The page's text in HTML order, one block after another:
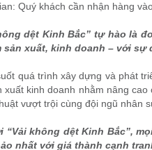
Quý khách cần nhận hàng
dệt Kinh Bắc” tự hào là
sản xuất, kinh doanh – với
quá trình xây dựng và phát
xuất kinh doanh nhằm nâng
vượt trội cùng đội ngũ nhân
“Vải không dệt Kinh Bắc”,
nhất với giá thành cạnh